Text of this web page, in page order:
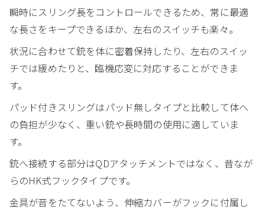
瞬時にスリング長をコントロールできるため、常に最適
な長さをキープできるほか、左右のスイッチも楽々。
状況に合わせて銃を体に密着保持したり、左右のスイッ
チでは緩めたりと、臨機応変に対応することができま
す。
パッド付きスリングはパッド無しタイプと比較して体へ
の負担が少なく、重い銃や長時間の使用に適していま
す。
銃へ接続する部分はQDアタッチメントではなく、昔なが
らのHK式フックタイプです。
金具が音をたてないよう、伸縮カバーがフックに付属し